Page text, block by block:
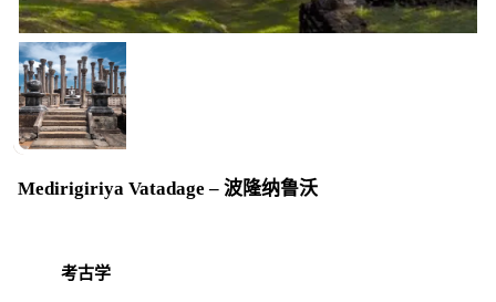
Medirigiriya Vatadage – 波隆纳鲁沃
考古学